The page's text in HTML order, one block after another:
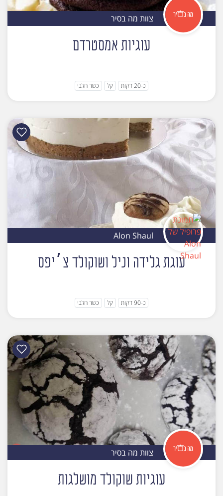
צוות מה בסיר
עוגיות אמסטרדם
כ-20 דקות קל כשר חלבי
Alon Shaul
עוגת גלידה וניל ושוקולד צ׳יפס
כ-90 דקות קל כשר חלבי
צוות מה בסיר
עוגיות שוקולד מושלגות